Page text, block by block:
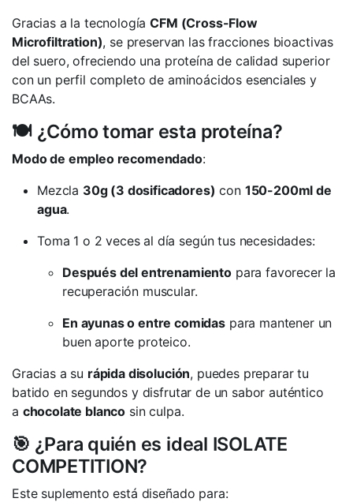
Gracias a la tecnologíaCFM (Cross-Flow
Microfiltration), se preservan las fracciones bioactivas
del suero, ofreciendo una proteína de calidad superior
con un perfil completo de aminoácidos esenciales y
BCAAs.
🍽️ ¿Cómo tomar esta proteína?
Modo de empleo recomendado:
Mezcla 30g (3 dosificadores) con 150-200ml de
agua.
Toma 1 o 2 veces al día según tus necesidades:
Después del entrenamiento para favorecer la
recuperación muscular.
En ayunas o entre comidas para mantener un
buen aporte proteico.
Gracias a su rápida disolución, puedes preparar tu
batido en segundos y disfrutar de un sabor auténtico
a chocolate blanco sin culpa.
🎯 ¿Para quién es ideal ISOLATE
COMPETITION?
Este suplemento está diseñado para: